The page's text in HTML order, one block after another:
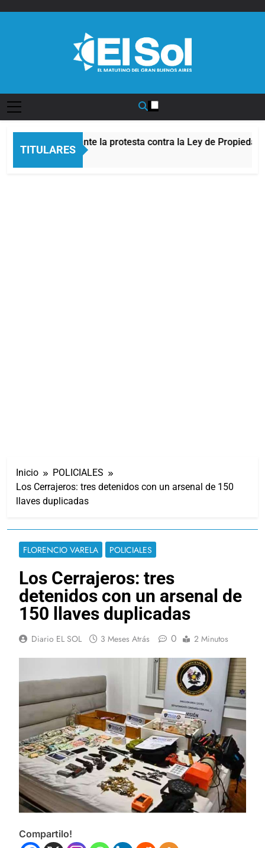
TITULARES
Congreso durante la protesta contra la Ley de Propiedad
Inicio
POLICIALES
Los Cerrajeros: tres detenidos con un arsenal de 150
llaves duplicadas
FLORENCIO VARELA POLICIALES
Los Cerrajeros: tres
detenidos con un arsenal de
150 llaves duplicadas
Diario EL SOL 3 Meses Atrás 0 2 Minutos
Compartilo!